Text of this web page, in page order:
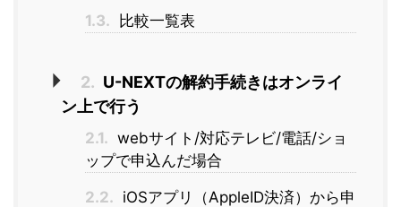
1.3. 比較一覧表
2. U-NEXTの解約手続きはオンライ
ン上で行う
2.1. webサイト/対応テレビ/電話/ショ
ップで申込んだ場合
2.2. iOSアプリ（AppleID決済）から申